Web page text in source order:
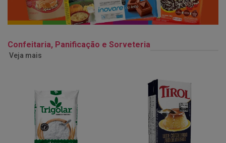
Confeitaria, Panificação e Sorveteria
Veja mais